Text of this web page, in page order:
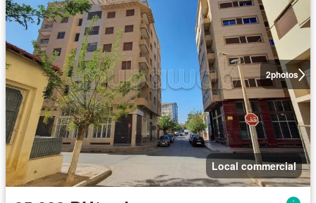
2photos
Local commercial